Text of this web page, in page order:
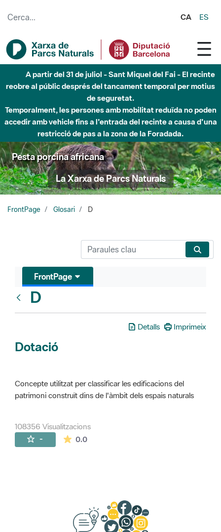
CA ES
A partir del 31 de juliol - Sant Miquel del Fai - El recinte
reobre al públic després del tancament temporal per motius
de seguretat.
Temporalment, les persones amb mobilitat reduïda no poden
accedir amb vehicle fins a l'entrada del recinte a causa d'una
restricció de pas a la zona de la Foradada.
Pesta porcina africana
La Xarxa de Parcs Naturals
FrontPage Glosari D
FrontPage
D
Detalls Imprimeix
Dotació
Concepte utilitzat per classificar les edificacions del
patrimoni construït dins de l'àmbit dels espais naturals
108356 Visualitzacions
- 0.0La mitjana de les valoracions és de 0